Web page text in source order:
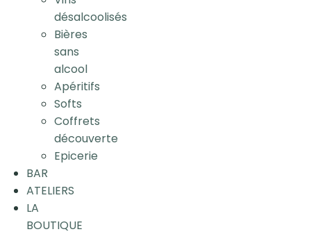
désalcoolisés
Bières
sans
alcool
Apéritifs
Softs
Coffrets
découverte
Epicerie
BAR
ATELIERS
LA
BOUTIQUE